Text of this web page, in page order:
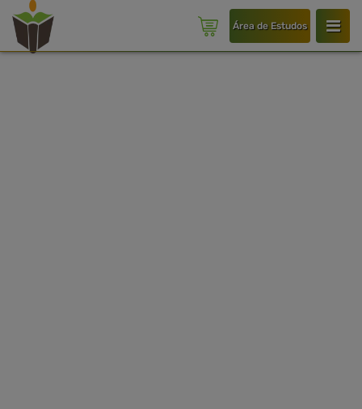
Área de Estudos